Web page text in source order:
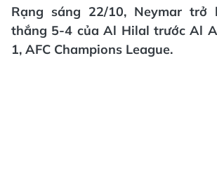
Rạng sáng 22/10, Neymar
thắng 5-4 của Al Hilal trước Al
1, AFC Champions League.